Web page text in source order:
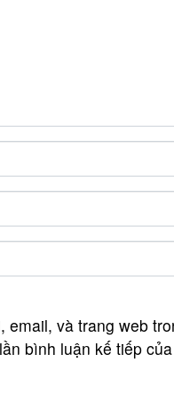
email, và trang web
bình luận kế tiếp